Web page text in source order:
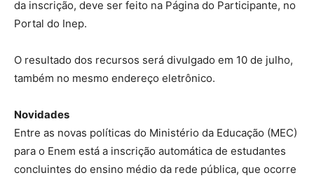
da inscrição, deve ser feito na Página do Participante, no
Portal do Inep.
O resultado dos recursos será divulgado em 10 de julho,
também no mesmo endereço eletrônico.
Novidades
Entre as novas políticas do Ministério da Educação (MEC)
para o Enem está a inscrição automática de estudantes
concluintes do ensino médio da rede pública, que ocorre